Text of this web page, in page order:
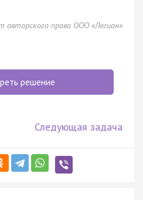
авторского права ООО «Легион»
решение
Следующая задача